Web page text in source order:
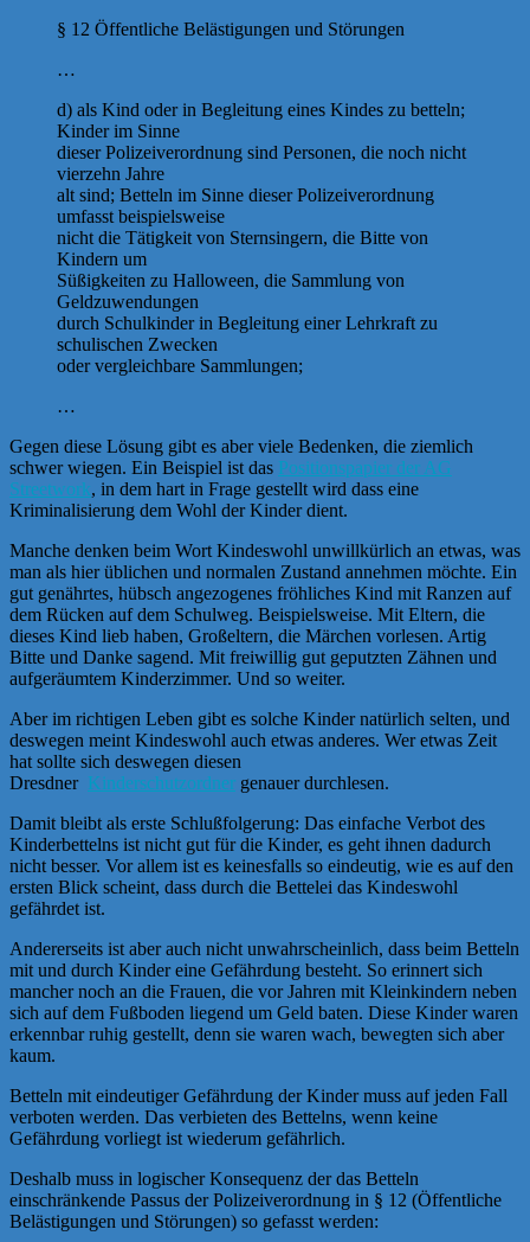
§ 12 Öffentliche Belästigungen und Störungen
…
d) als Kind oder in Begleitung eines Kindes zu betteln;
Kinder im Sinne
dieser Polizeiverordnung sind Personen, die noch nicht
vierzehn Jahre
alt sind; Betteln im Sinne dieser Polizeiverordnung
umfasst beispielsweise
nicht die Tätigkeit von Sternsingern, die Bitte von
Kindern um
Süßigkeiten zu Halloween, die Sammlung von
Geldzuwendungen
durch Schulkinder in Begleitung einer Lehrkraft zu
schulischen Zwecken
oder vergleichbare Sammlungen;
…
Gegen diese Lösung gibt es aber viele Bedenken, die ziemlich
schwer wiegen. Ein Beispiel ist das Positionspapier der AG
Streetwork, in dem hart in Frage gestellt wird dass eine
Kriminalisierung dem Wohl der Kinder dient.
Manche denken beim Wort Kindeswohl unwillkürlich an etwas, was
man als hier üblichen und normalen Zustand annehmen möchte. Ein
gut genährtes, hübsch angezogenes fröhliches Kind mit Ranzen auf
dem Rücken auf dem Schulweg. Beispielsweise. Mit Eltern, die
dieses Kind lieb haben, Großeltern, die Märchen vorlesen. Artig
Bitte und Danke sagend. Mit freiwillig gut geputzten Zähnen und
aufgeräumtem Kinderzimmer. Und so weiter.
Aber im richtigen Leben gibt es solche Kinder natürlich selten, und
deswegen meint Kindeswohl auch etwas anderes. Wer etwas Zeit
hat sollte sich deswegen diesen
Dresdner Kinderschutzordner genauer durchlesen.
Damit bleibt als erste Schlußfolgerung: Das einfache Verbot des
Kinderbettelns ist nicht gut für die Kinder, es geht ihnen dadurch
nicht besser. Vor allem ist es keinesfalls so eindeutig, wie es auf den
ersten Blick scheint, dass durch die Bettelei das Kindeswohl
gefährdet ist.
Andererseits ist aber auch nicht unwahrscheinlich, dass beim Betteln
mit und durch Kinder eine Gefährdung besteht. So erinnert sich
mancher noch an die Frauen, die vor Jahren mit Kleinkindern neben
sich auf dem Fußboden liegend um Geld baten. Diese Kinder waren
erkennbar ruhig gestellt, denn sie waren wach, bewegten sich aber
kaum.
Betteln mit eindeutiger Gefährdung der Kinder muss auf jeden Fall
verboten werden. Das verbieten des Bettelns, wenn keine
Gefährdung vorliegt ist wiederum gefährlich.
Deshalb muss in logischer Konsequenz der das Betteln
einschränkende Passus der Polizeiverordnung in § 12 (Öffentliche
Belästigungen und Störungen) so gefasst werden: